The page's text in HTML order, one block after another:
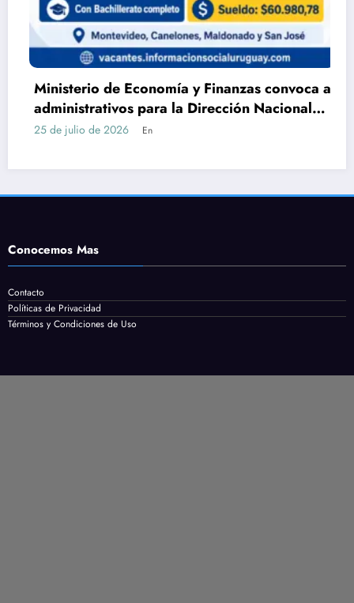
de Economía y Finanzas convoca a
para la Dirección Nacional
Catastro con Bachillerato
julio de 2026 En
Conocemos Mas
Contacto
Políticas de Privacidad
Términos y Condiciones de Uso